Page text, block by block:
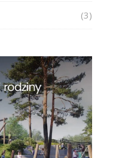
(3)